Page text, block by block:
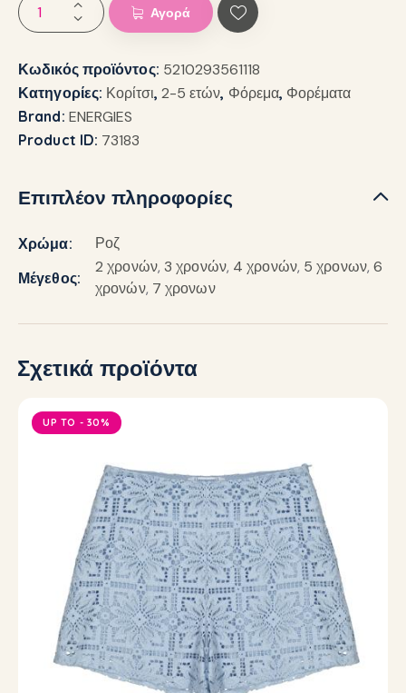
Αγορά
Κωδικός προϊόντος: 5210293561118
Κατηγορίες: Κορίτσι,2-5 ετών, Φόρεμα, Φορέματα
Brand: ENERGIES
Product ID: 73183
Επιπλέον πληροφορίες
Χρώμα Ροζ
Μέγεθος
2 χρονών,3 χρονών, 4 χρονών, 5 χρονων,6
χρονών, 7 χρονων
Σχετικά προϊόντα
UP TO - 30%